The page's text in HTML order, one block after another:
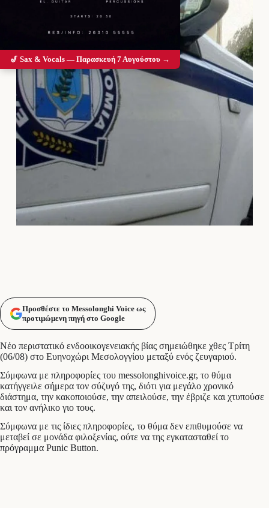
Προσθέστε το Messolonghi Voice ως
προτιμώμενη πηγή στο Google
Νέο περιστατικό ενδοοικογενειακής βίας σημειώθηκε χθες Τρίτη
(06/08) στο Ευηνοχώρι Μεσολογγίου μεταξύ ενός ζευγαριού.
Σύμφωνα με πληροφορίες του messolonghivoice.gr, το θύμα
κατήγγειλε σήμερα τον σύζυγό της, διότι για μεγάλο χρονικό
διάστημα, την κακοποιούσε, την απειλούσε, την έβριζε και χτυπούσε
και τον ανήλικο γιο τους.
Σύμφωνα με τις ίδιες πληροφορίες, το θύμα δεν επιθυμούσε να
μεταβεί σε μονάδα φιλοξενίας, ούτε να της εγκατασταθεί το
πρόγραμμα Punic Button.
🎷 Sax & Vocals — Παρασκευή 7 Αυγούστου →